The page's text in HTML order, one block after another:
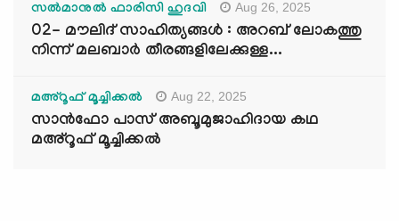
സൽമാനുൽ ഫാരിസി ഹുദവി Aug 26, 2025
02- മൗലിദ് സാഹിത്യങ്ങൾ : അറബ് ലോകത്തു
നിന്ന് മലബാർ തീരങ്ങളിലേക്കുള്ള...
മഅ്റൂഫ് മൂച്ചിക്കല്‍ Aug 22, 2025
സാൻഫോ പാസ് അബൂമുജാഹിദായ കഥ
മഅ്റൂഫ് മൂച്ചിക്കല്‍